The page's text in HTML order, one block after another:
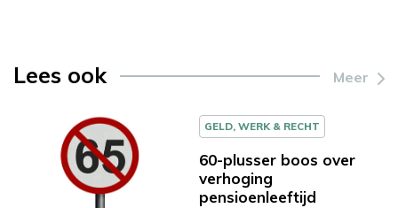
Lees ook Meer
GELD, WERK & RECHT
60-plusser boos over
verhoging
pensioenleeftijd